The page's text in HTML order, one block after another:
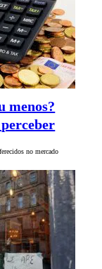
menos?
no mercado